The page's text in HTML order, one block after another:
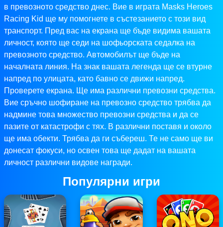
в превозното средство днес. Вие в играта Masks Heroes
Racing Kid ще му помогнете в състезанието с този вид
транспорт. Пред вас на екрана ще бъде видима вашата
личност, която ще седи на шофьорската седалка на
превозното средство. Автомобилът ще бъде на
началната линия. На знак вашата легенда ще се втурне
напред по улицата, като бавно се движи напред.
Проверете екрана. Ще има различни превозни средства.
Вие сръчно шофиране на превозно средство трябва да
надмине това множество превозни средства и да се
пазите от катастрофи с тях. В различни поставя и около
ще има обекти. Трябва да ги събереш. Те не само ще ви
донесат фокуси, но освен това ще дадат на вашата
личност различни видове награди.
Популярни игри